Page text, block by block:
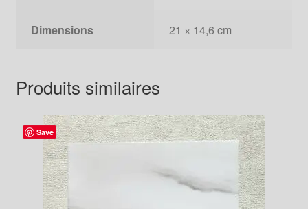
Dimensions 21 × 14,6 cm
Produits similaires
Save